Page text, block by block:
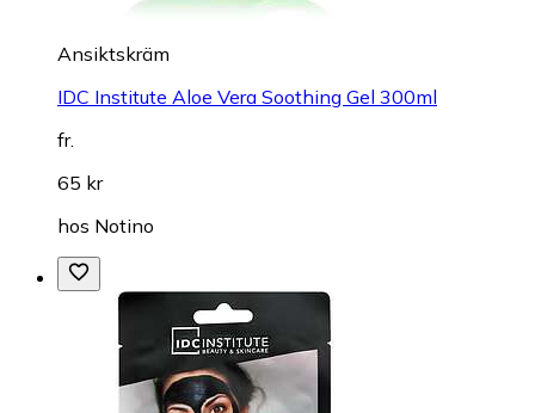
Ansiktskräm
IDC Institute Aloe Vera Soothing Gel 300ml
fr.
65 kr
hos Notino